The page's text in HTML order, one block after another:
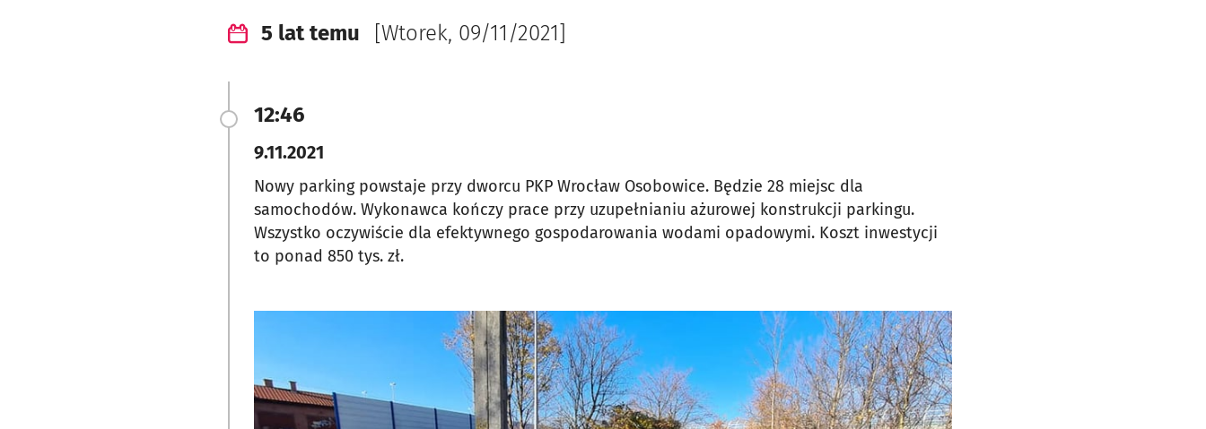
5 lat temu [Wtorek, 09/11/2021]
12:46
9.11.2021
Nowy parking powstaje przy dworcu PKP Wrocław Osobowice. Będzie 28 miejsc dla
samochodów. Wykonawca kończy prace przy uzupełnianiu ażurowej konstrukcji parkingu.
Wszystko oczywiście dla efektywnego gospodarowania wodami opadowymi. Koszt inwestycji
to ponad 850 tys. zł.